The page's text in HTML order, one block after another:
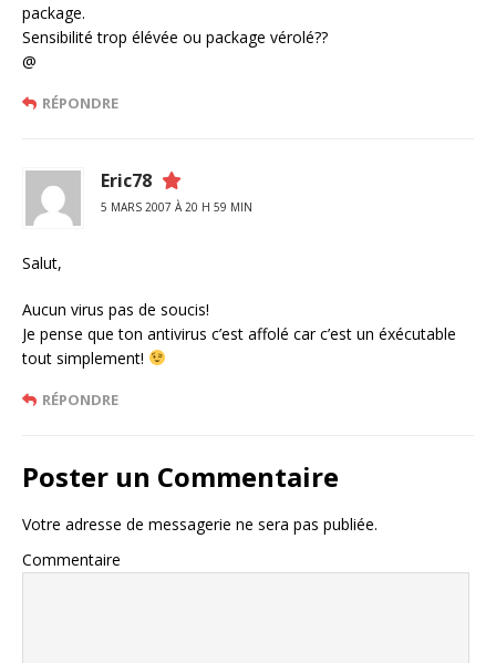
package.
Sensibilité trop élévée ou package vérolé??
@
RÉPONDRE
Eric78
5 MARS 2007 À 20 H 59 MIN
Salut,
Aucun virus pas de soucis!
Je pense que ton antivirus c’est affolé car c’est un éxécutable
tout simplement!
RÉPONDRE
Poster un Commentaire
Votre adresse de messagerie ne sera pas publiée.
Commentaire